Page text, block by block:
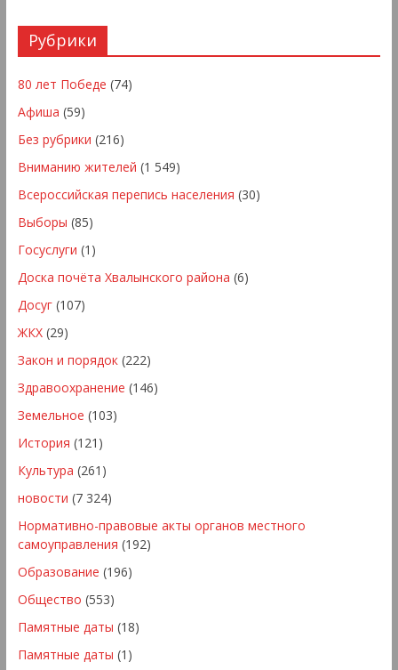
Рубрики
80 лет Победе (74)
Афиша (59)
Без рубрики (216)
Вниманию жителей (1 549)
Всероссийская перепись населения (30)
Выборы (85)
Госуслуги (1)
Доска почёта Хвалынского района (6)
Досуг(107)
ЖКХ(29)
Закон и порядок(222)
Здравоохранение (146)
Земельное (103)
История (121)
Культура (261)
новости (7 324)
Нормативно-правовые акты органов местного
самоуправления (192)
Образование (196)
Общество (553)
Памятные даты (18)
Памятные даты (1)